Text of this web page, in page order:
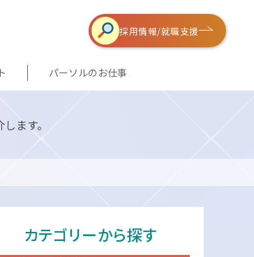
パーソルのお仕事
採用情報/就職支援
ます。
カテゴリーから探す